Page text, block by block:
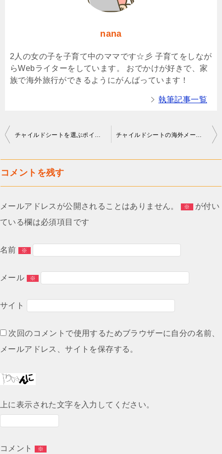
nana
2人の女の子を子育て中のママです☆彡 子育てをしなが
らWebライターをしています。 おでかけが好きで、家
族で海外旅行ができるようにがんばっています！
執筆記事一覧
投
シ
ョ
チャイルドシートを選ぶポイントは？価格や設置方法が重要？ チャイルドシートの海外メーカーで有名なのは？レカロやマキシコシがおすすめ？
コメントを残す
メールアドレスが公開されることはありません。 ※ が付い
ている欄は必須項目です
名前 ※
メール ※
サイト
次回のコメントで使用するためブラウザーに自分の名前、
メールアドレス、サイトを保存する。
上に表示された文字を入力してください。
コメント ※